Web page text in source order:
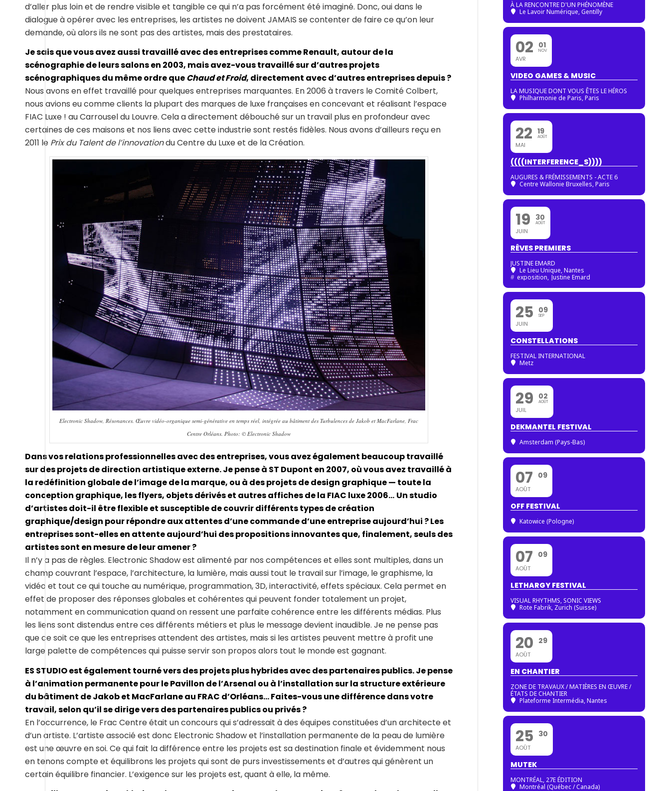
d’aller plus loin et de rendre visible et tangible ce qui n’a pas forcément été imaginé. Donc, oui dans le
dialogue à opérer avec les entreprises, les artistes ne doivent JAMAIS se contenter de faire ce qu’on leur
demande, où alors ils ne sont pas des artistes, mais des prestataires.
Je sais que vous avez aussi travaillé avec des entreprises comme Renault, autour de la
scénographie de leurs salons en 2003, mais avez-vous travaillé sur d’autres projets
scénographiques du même ordre queChaud et Froid, directement avec d’autres entreprises depuis ?
Nous avons en effet travaillé pour quelques entreprises marquantes. En 2006 à travers le Comité Colbert,
nous avions eu comme clients la plupart des marques de luxe françaises en concevant et réalisant l’espace
FIAC Luxe ! au Carrousel du Louvre. Cela a directement débouché sur un travail plus en profondeur avec
certaines de ces maisons et nos liens avec cette industrie sont restés fidèles. Nous avons d’ailleurs reçu en
2011 le Prix du Talent de l’innovationdu Centre du Luxe et de la Création.
Electronic Shadow, Résonances. Œuvre vidéo-organique semi-générative en temps réel, intégrée au bâtiment des Turbulences de Jakob et MacFarlane, Frac
Centre Orléans. Photo: © Electronic Shadow
Dans vos relations professionnelles avec des entreprises, vous avez également beaucoup travaillé
sur des projets de direction artistique externe. Je pense à ST Dupont en 2007, où vous avez travaillé à
la redéfinition globale de l’image de la marque, ou à des projets de design graphique — toute la
conception graphique, les flyers, objets dérivés et autres affiches de la FIAC luxe 2006… Un studio
d’artistes doit-il être flexible et susceptible de couvrir différents types de création
graphique/design pour répondre aux attentes d’une commande d’une entreprise aujourd’hui ? Les
entreprises sont-elles en attente aujourd’hui des propositions innovantes que, finalement, seuls des
artistes sont en mesure de leur amener ?
Il n’y a pas de règles. Electronic Shadow est alimenté par nos compétences et elles sont multiples, dans un
champ couvrant l’espace, l’architecture, la lumière, mais aussi tout le travail sur l’image, le graphisme, la
vidéo et tout ce qui touche au numérique, programmation, 3D, interactivité, effets spéciaux. Cela permet en
effet de proposer des réponses globales et cohérentes qui peuvent fonder totalement un projet,
notamment en communication quand on ressent une parfaite cohérence entre les différents médias. Plus
les liens sont distendus entre ces différents métiers et plus le message devient inaudible. Je ne pense pas
que ce soit ce que les entreprises attendent des artistes, mais si les artistes peuvent mettre à profit une
large palette de compétences qui puisse servir son propos alors tout le monde est gagnant.
ES STUDIO est également tourné vers des projets plus hybrides avec des partenaires publics. Je pense
à l’animation permanente pour le Pavillon de l’Arsenal ou à l’installation sur la structure extérieure
du bâtiment de Jakob et MacFarlane au FRAC d’Orléans… Faites-vous une différence dans votre
travail, selon qu’il se dirige vers des partenaires publics ou privés ?
En l’occurrence, le Frac Centre était un concours qui s’adressait à des équipes constituées d’un architecte et
d’un artiste. L’artiste associé est donc Electronic Shadow et l’installation permanente de la peau de lumière
est une œuvre en soi. Ce qui fait la différence entre les projets est sa destination finale et évidemment nous
en tenons compte et équilibrons les projets qui sont de purs investissements et d’autres qui génèrent un
certain équilibre financier. L’exigence sur les projets est, quant à elle, la même.
À LA RENCONTRE D'UN PHÉNOMÈNE
Le Lavoir Numérique, Gentilly
02
AVR
01
NOV
VIDEO GAMES & MUSIC
LA MUSIQUE DONT VOUS ÊTES LE HÉROS
Philharmonie de Paris, Paris
22
MAI
19
AOÛT
((((INTERFERENCE_S))))
AUGURES & FRÉMISSEMENTS - ACTE 6
Centre Wallonie Bruxelles, Paris
19
JUIN
30
AOÛT
RÊVES PREMIERS
JUSTINE EMARD
Le Lieu Unique, Nantes
# exposition, Justine Emard
25
JUIN
09
SEP
CONSTELLATIONS
FESTIVAL INTERNATIONAL
Metz
29
JUIL
02
AOÛT
DEKMANTEL FESTIVAL
Amsterdam (Pays-Bas)
07
AOÛT
09
OFF FESTIVAL
Katowice (Pologne)
07
AOÛT
09
LETHARGY FESTIVAL
VISUAL RHYTHMS, SONIC VIEWS
Rote Fabrik, Zurich (Suisse)
20
AOÛT
29
EN CHANTIER
ZONE DE TRAVAUX / MATIÈRES EN ŒUVRE /
ÉTATS DE CHANTIER
Plateforme Intermédia, Nantes
25
AOÛT
30
MUTEK
MONTRÉAL, 27E ÉDITION
Montréal (Québec / Canada)